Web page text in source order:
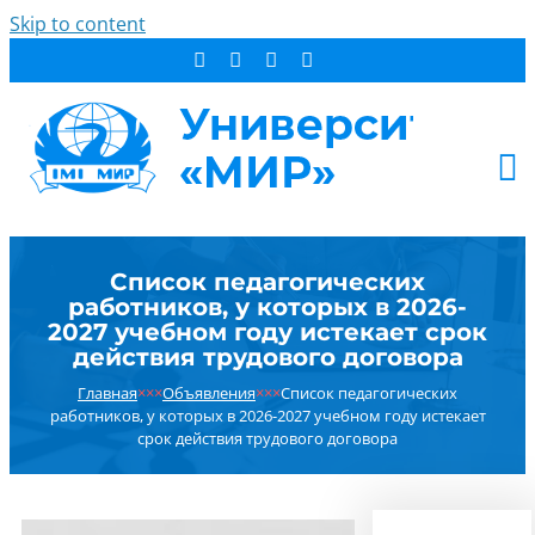
Skip to content
СТУДЕНТУ
ДОПОБРАЗОВАНИЕ
ОБ УНИВЕРСИТЕТЕ
НОВОСТИ
Список педагогических
работников, у которых в 2026-
2027 учебном году истекает срок
действия трудового договора
Главная×××Объявления×××Список педагогических
работников, у которых в 2026-2027 учебном году истекает
срок действия трудового договора